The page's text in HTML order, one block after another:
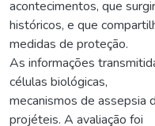
acontecimentos, que
históricos, e que
medidas de proteção.
As informações
células biológicas,
mecanismos de assepsia
projéteis. A avaliação foi